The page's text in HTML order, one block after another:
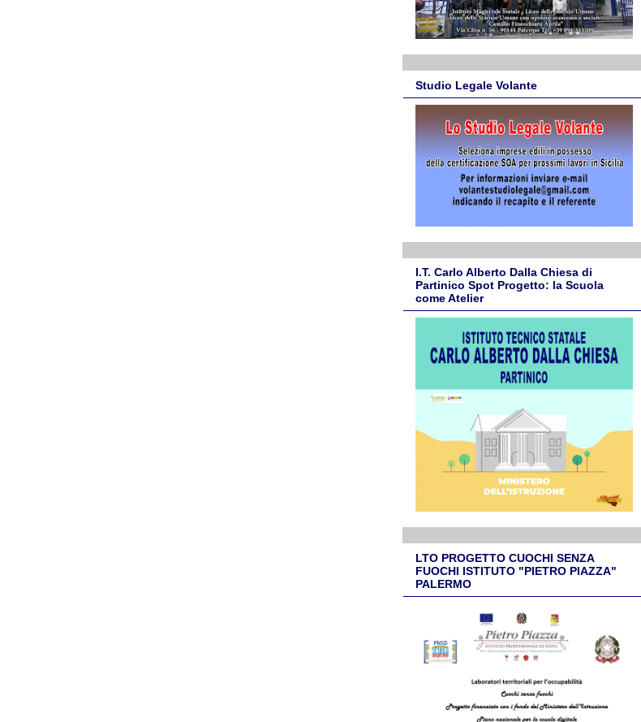
Studio Legale Volante
I.T. Carlo Alberto Dalla Chiesa di
Partinico Spot Progetto: la Scuola
come Atelier
LTO PROGETTO CUOCHI SENZA
FUOCHI ISTITUTO "PIETRO PIAZZA"
PALERMO